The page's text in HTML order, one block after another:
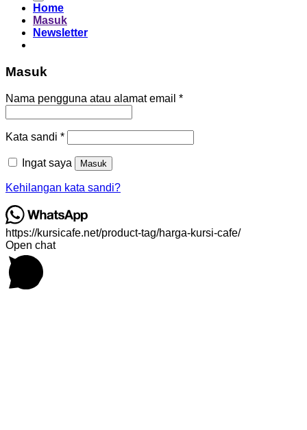
Home
Masuk
Newsletter
Masuk
Nama pengguna atau alamat email *Wajib
Kata sandi *Wajib
Ingat saya Masuk
Kehilangan kata sandi?
https://kursicafe.net/product-tag/harga-kursi-cafe/
Open chat